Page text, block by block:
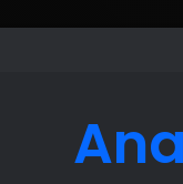
Temmuz Ayındaki